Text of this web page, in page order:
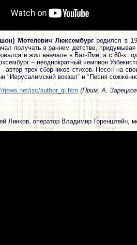
Мотелевич Люксембургродился в
получать в раннем детстве,
и жил вначале в Бат-Яме, а с 80-х
– неоднократный чемпион
автор трех сборников стихов. Песен на
"Иерусалимский вокзал" и "Песня
rjews.net/jsc/author_gl.htm (Прим. А.
Линков, оператор Владимир Горенштейн,